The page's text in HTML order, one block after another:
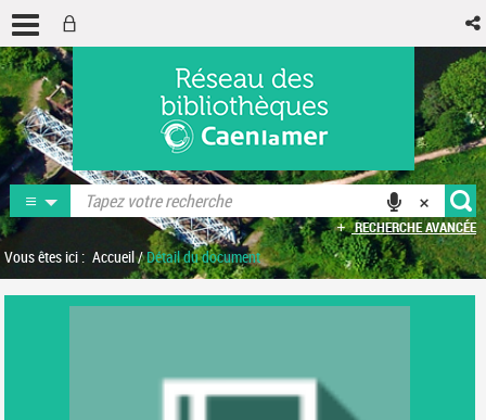
RECHERCHE AVANCÉE
Vous êtes ici : Accueil/Détail du document